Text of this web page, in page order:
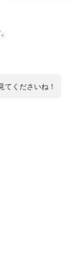
てくださいね！